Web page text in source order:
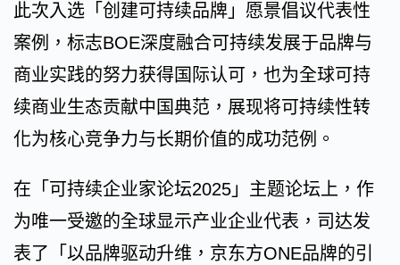
此次入选「创建可持续品牌」愿景倡议代表性
案例，标志BOE深度融合可持续发展于品牌与
商业实践的努力获得国际认可，也为全球可持
续商业生态贡献中国典范，展现将可持续性转
化为核心竞争力与长期价值的成功范例。
在「可持续企业家论坛2025」主题论坛上，作
为唯一受邀的全球显示产业企业代表，司达发
表了「以品牌驱动升维，京东方ONE品牌的引